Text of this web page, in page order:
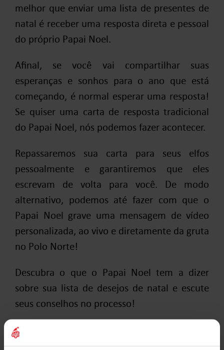
melhor que enviar uma lista de presentes de
natal é receber uma resposta direta e pessoal
do próprio Papai Noel.
Afinal, se você vai compartilhar suas
esperanças e sonhos para o ano que está
começando, é normal esperar uma resposta!
Se quiser uma carta de resposta tradicional
do Papai Noel, nós podemos fazer acontecer.
Repassaremos sua carta para seus elfos
pessoalmente e garantiremos que eles
escrevam de volta para você. De modo
alternativo, podemos até fazer com que o
Papai Noel grave uma mensagem de vídeo
personalizada, ao vivo e diretamente da gruta
no Polo Norte!
Descubra o que o Papai Noel tem a dizer
sobre sua lista de desejos de natal e escute
seus conselhos no processo!
Diversão festiva durante todo o ano